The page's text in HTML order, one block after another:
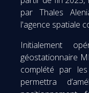
par Thales
l'agence spatiale
Initialement
géostationnaire
complété par
permettra